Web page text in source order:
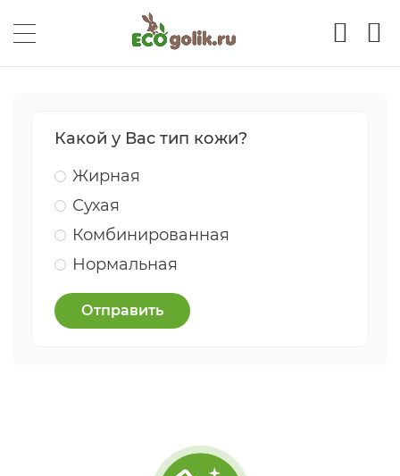
Какой у Вас тип кожи?
Жирная
Сухая
Комбинированная
Нормальная
Отправить